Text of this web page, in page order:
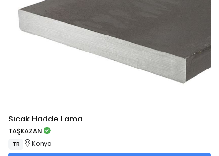
Sıcak Hadde Lama
TAŞKAZAN
TR Konya